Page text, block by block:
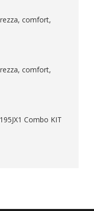
comfort,
comfort,
Combo KIT